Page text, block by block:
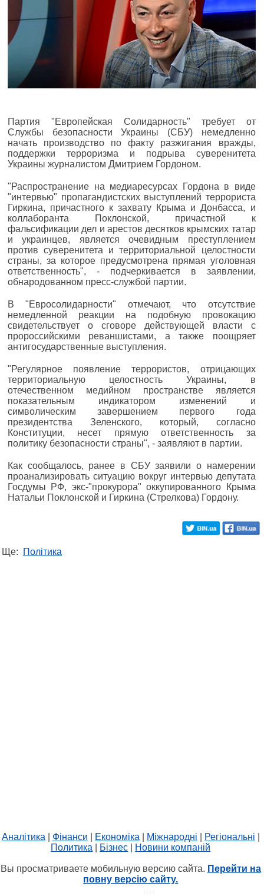
Партия "Европейская Солидарность" требует от
Службы безопасности Украины (СБУ) немедленно
начать производство по факту разжигания вражды,
поддержки терроризма и подрыва суверенитета
Украины журналистом Дмитрием Гордоном.
"Распространение на медиаресурсах Гордона в виде
"интервью" пропагандистских выступлений террориста
Гиркина, причастного к захвату Крыма и Донбасса, и
коллаборанта Поклонской, причастной к
фальсификации дел и арестов десятков крымских татар
и украинцев, является очевидным преступлением
против суверенитета и территориальной целостности
страны, за которое предусмотрена прямая уголовная
ответственность", - подчеркивается в заявлении,
обнародованном пресс-службой партии.
В "Евросолидарности" отмечают, что отсутствие
немедленной реакции на подобную провокацию
свидетельствует о сговоре действующей власти с
пророссийскими реваншистами, а также поощряет
антигосударственные выступления.
"Регулярное появление террористов, отрицающих
территориальную целостность Украины, в
отечественном медийном пространстве является
показательным индикатором изменений и
символическим завершением первого года
президентства Зеленского, который, согласно
Конституции, несет прямую ответственность за
политику безопасности страны", - заявляют в партии.
Как сообщалось, ранее в СБУ заявили о намерении
проанализировать ситуацию вокруг интервью депутата
Госдумы РФ, экс-"прокурора" оккупированного Крыма
Натальи Поклонской и Гиркина (Стрелкова) Гордону.
Ще: Політика
Аналітика Фінанси Економіка Міжнародні Регіональні
Политика
Бізнес Новини компаній
Вы просматриваете мобильную версию сайта. Перейти на
повну версію сайту.